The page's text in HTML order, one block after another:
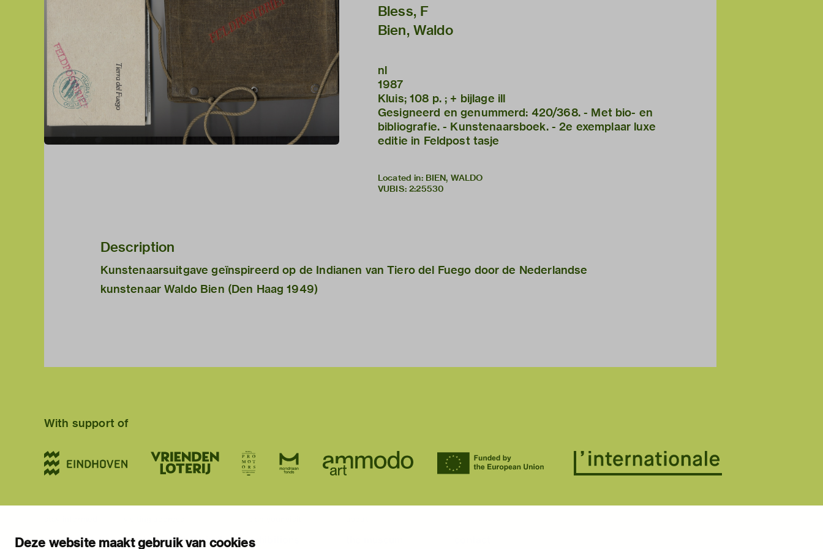
Deze website maakt gebruik van cookies
Bless, F
Bien, Waldo
nl
1987
Kluis; 108 p. ; + bijlage ill
Gesigneerd en genummerd: 420/368. - Met bio- en
bibliografie. - Kunstenaarsboek. - 2e exemplaar luxe
editie in Feldpost tasje
Located in: BIEN, WALDO
VUBIS: 2:25530
Description
Kunstenaarsuitgave geïnspireerd op de Indianen van Tiero del Fuego door de Nederlandse
kunstenaar Waldo Bien (Den Haag 1949)
With support of
newsletter stratumsedijk 2 eindhovenexhibitions